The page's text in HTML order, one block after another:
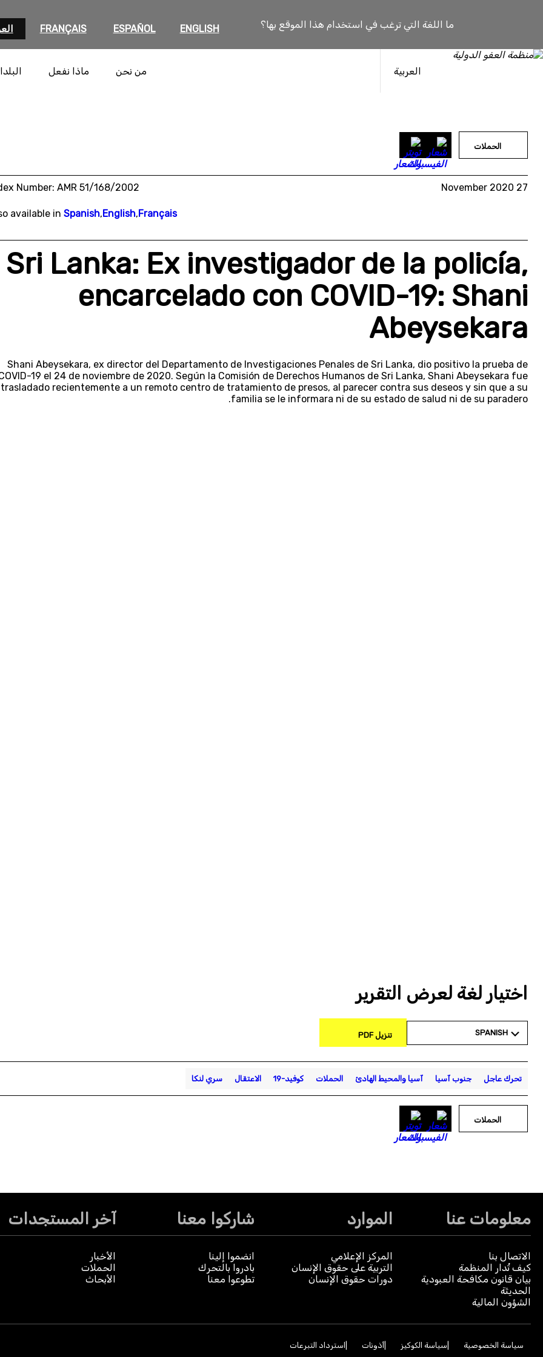
ما اللغة التي ترغب في استخدام هذا الموقع بها؟ ENGLISH
ESPAÑOL
FRANÇAIS
العربية من نحن ماذا نفعل
الحملات
27 November 2020
Number: AMR 51/168/2002
available in Spanish,English,Français
Sri Lanka: Ex investigador de la policía,
encarcelado con COVID-19: Shani
Abeysekara
Shani Abeysekara, ex director del Departamento de Investigaciones Penales de Sri Lanka, dio positivo la prueba de
19 el 24 de noviembre de 2020. Según la Comisión de Derechos Humanos de Sri Lanka, Shani Abeysekara fue
trasladado recientemente a un remoto centro de tratamiento de presos, al parecer contra sus deseos y sin que a su
familia se le informara ni de su estado de salud ni de su paradero.
اختيار لغة لعرض التقرير
SPANISH تنزيل PDF
تحرك عاجل جنوب آسيا آسيا والمحيط الهادئ الحملات كوفيد-19 الاعتقال سري لنكا
الحملات
معلومات عنا
الاتصال بنا
كيف تُدار المنظمة
بيان قانون مكافحة العبودية
الحديثة
الشؤون المالية
الموارد
المركز الإعلامي
التربية على حقوق الإنسان
دورات حقوق الإنسان
شاركوا معنا
انضموا إلينا
بادروا بالتحرك
تطوعوا معنا
آخر المستجدات
الأخبار
الحملات
الأبحاث
سياسة الخصوصية سياسة الكوكيز أذونات
استرداد التبرعات